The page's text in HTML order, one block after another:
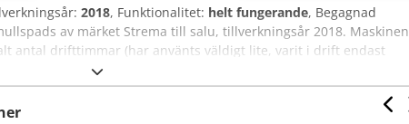
2018, Funktionalitet: helt fungerande, Begagnad
av märket Strema till salu, tillverkningsår 2018. Maskinen
antal drifttimmar (har använts väldigt lite, varit i drift endast